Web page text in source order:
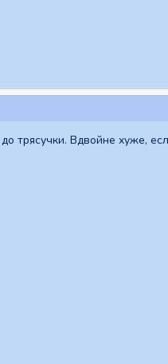
трясучки. Вдвойне хуже,